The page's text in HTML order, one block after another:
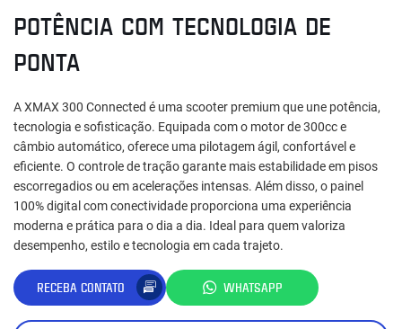
POTÊNCIA COM TECNOLOGIA DE
PONTA
A XMAX 300 Connected é uma scooter premium que une potência,
tecnologia e sofisticação. Equipada com o motor de 300cc e
câmbio automático, oferece uma pilotagem ágil, confortável e
eficiente. O controle de tração garante mais estabilidade em pisos
escorregadios ou em acelerações intensas. Além disso, o painel
100% digital com conectividade proporciona uma experiência
moderna e prática para o dia a dia. Ideal para quem valoriza
desempenho, estilo e tecnologia em cada trajeto.
RECEBA CONTATO WHATSAPP